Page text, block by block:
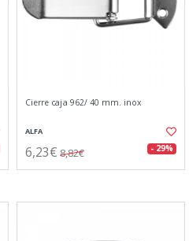
Cierre caja 962/ 40 mm. inox
ALFA
6,23€ 8,82€ - 29%